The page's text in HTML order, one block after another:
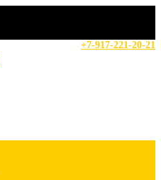
+7-917-221-20-21